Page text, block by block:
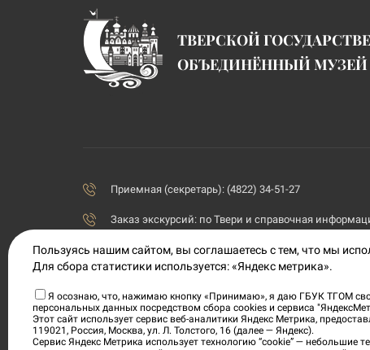
ТВЕРСКОЙ
ОБЪЕДИНЁННЫЙ МУЗЕЙ
Приемная (секретарь): (4822) 34-51-27
Заказ экскурсий: по Твери и справочная
priemnaya@tvermuzeum.ru
Политика конфиденциальности
Согласие на обработку персональных данных
Пользуясь нашим сайтом, вы соглашаетесь с тем, что мы
Для сбора статистики используется: «Яндекс метрика».
Я осознаю, что, нажимаю кнопку «Принимаю», я даю ГБУК ТГОМ
персональных данных посредством сбора cookies и сервиса
Этот сайт использует сервис веб-аналитики Яндекс Метрика,
119021, Россия, Москва, ул. Л. Толстого, 16 (далее — Яндекс).
Сервис Яндекс Метрика использует технологию “cookie” — небольшие